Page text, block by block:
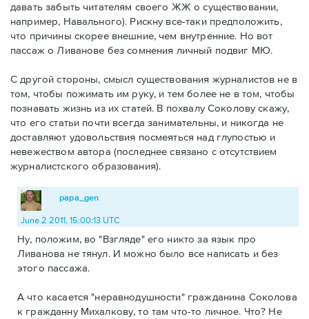
давать забыть читателям своего ЖЖ о существовании,
например, Навального). Рискну все-таки предположить,
что причины скорее внешние, чем внутренние. Но вот
пассаж о Ливанове без сомнения личный подвиг МЮ.
С другой стороны, смысл существования журналистов не в
том, чтобы пожимать им руку, и тем более не в том, чтобы
познавать жизнь из их статей. В похвалу Соколову скажу,
что его статьи почти всегда занимательны, и никогда не
доставляют удовольствия посмеяться над глупостью и
невежеством автора (последнее связано с отсутствием
журналистского образования).
papa_gen
June 2 2011, 15:00:13 UTC
Ну, положим, во "Взгляде" его никто за язык про
Ливанова не тянул. И можно было все написать и без
этого пассажа.
А что касается "неравнодушности" гражданина Соколова
к гражданну Михалкову, то там что-то личное. Что? Не